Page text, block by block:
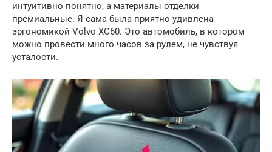
интуитивно понятно, а материалы отделки
премиальные. Я сама была приятно удивлена
эргономикой Volvo XC60. Это автомобиль, в котором
можно провести много часов за рулем, не чувствуя
усталости.